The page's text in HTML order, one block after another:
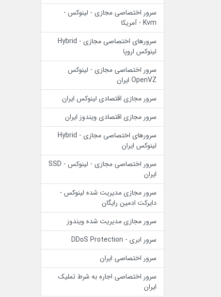
سرور اختصاصی مجازی - لینوکس -
Kvm - آمریکا
سرورهای اختصاصی مجازی - Hybrid
لینوکس اروپا
سرور اختصاصی مجازی - لینوکس
OpenVZ ایران
سرور مجازی اقتصادی لینوکس ایران
سرور مجازی اقتصادی ویندوز ایران
سرورهای اختصاصی مجازی - Hybrid
لینوکس ایران
سرور اختصاصی مجازی - لینوکس - SSD
ایران
سرور مجازی مدیریت شده لینوکس -
دایرکت ادمین رایگان
سرور مجازی مدیریت شده ویندوز
سرور ابری - DDoS Protection
سرور اختصاصی ایران
سرور اختصاصی اجاره به شرط تملیک
ایران